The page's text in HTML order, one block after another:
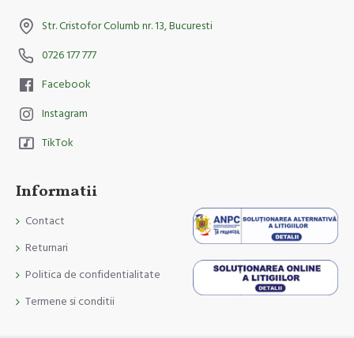
Str. Cristofor Columb nr. 13, Bucuresti
0726 177 777
Facebook
Instagram
TikTok
Informatii
Contact
Returnari
Politica de confidentialitate
Termene si conditii